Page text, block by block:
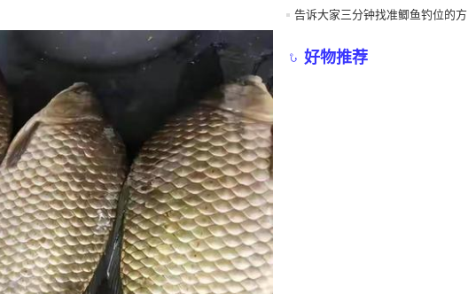
告诉大家三分钟找准鲫鱼钓位的方法！
好物推荐